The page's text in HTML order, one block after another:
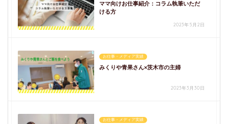
ママ向けお仕事紹介：コラム執筆いただ
ける方
2023年5月2日
お仕事・メディア実績
みくりや青果さん×茨木市の主婦
2023年3月30日
お仕事・メディア実績